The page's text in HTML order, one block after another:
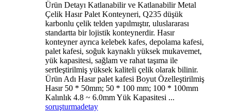
Ürün Detayı Katlanabilir ve Katlanabilir Metal
Çelik Hasır Palet Konteyneri, Q235 düşük
karbonlu çelik telden yapılmıştır, uluslararası
standartta bir lojistik konteynerdir. Hasır
konteyner ayrıca kelebek kafes, depolama kafesi,
palet kafesi, soğuk kaynaklı yüksek mukavemet,
yük kapasitesi, sağlam ve rahat taşıma ile
sertleştirilmiş yüksek kaliteli çelik olarak bilinir.
Ürün Adı Hasır palet kafesi Boyut Özelleştirilmiş
Hasır 50 * 50mm; 50 * 100 mm; 100 * 100mm
Kalınlık 4.8 ~ 6.0mm Yük Kapasitesi ...
soruşturmadetay